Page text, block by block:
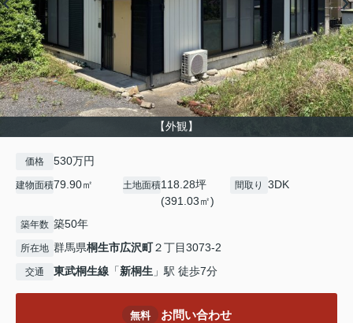
【外観】
価格 530万円
建物面積79.90㎡ 土地面積118.28坪
(391.03㎡)
間取り 3DK
築年数 築50年
所在地 群馬県桐生市広沢町２丁目3073-2
交通 東武桐生線 「新桐生 」駅 徒歩7分
無料 お問い合わせ